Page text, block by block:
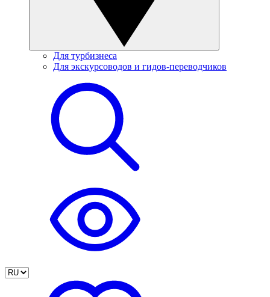
Для турбизнеса
Для экскурсоводов и гидов-переводчиков